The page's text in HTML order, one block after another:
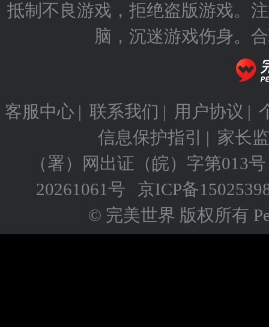
抵制不良游戏，拒绝盗版游戏。
脑，沉迷游戏伤身。
客服中心 | 联系我们 | 用户协议 |
信息保护指引
| 家长
（署）网出证（皖）字第013号
20261061号
京ICP备
© 完美世界 版权所有